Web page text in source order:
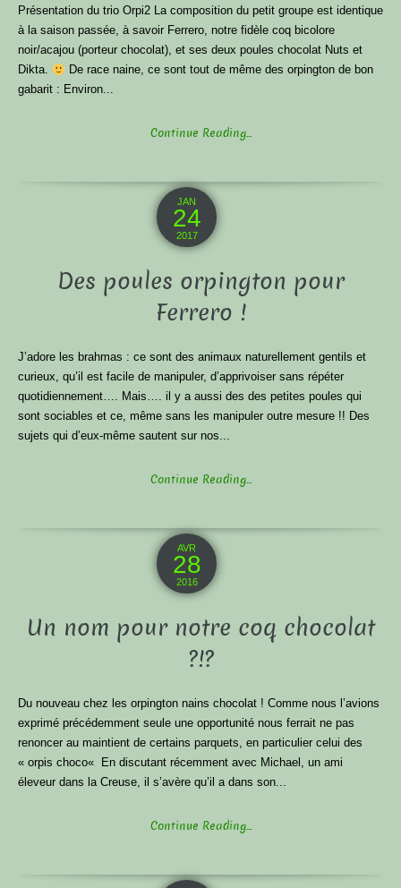
Présentation du trio Orpi2 La composition du petit groupe est identique
à la saison passée, à savoir Ferrero, notre fidèle coq bicolore
noir/acajou (porteur chocolat), et ses deux poules chocolat Nuts et
Dikta.
De race naine, ce sont tout de même des orpington de bon
gabarit : Environ...
Continue Reading...
JAN
24
2017
Des poules orpington pour
Ferrero !
J’adore les brahmas : ce sont des animaux naturellement gentils et
curieux, qu’il est facile de manipuler, d’apprivoiser sans répéter
quotidiennement…. Mais…. il y a aussi des des petites poules qui
sont sociables et ce, même sans les manipuler outre mesure !! Des
sujets qui d’eux-même sautent sur nos...
Continue Reading...
AVR
28
2016
Un nom pour notre coq chocolat
?!?
Du nouveau chez les orpington nains chocolat ! Comme nous l’avions
exprimé précédemment seule une opportunité nous ferrait ne pas
renoncer au maintient de certains parquets, en particulier celui des
« orpis choco« En discutant récemment avec Michael, un ami
éleveur dans la Creuse, il s’avère qu’il a dans son...
Continue Reading...